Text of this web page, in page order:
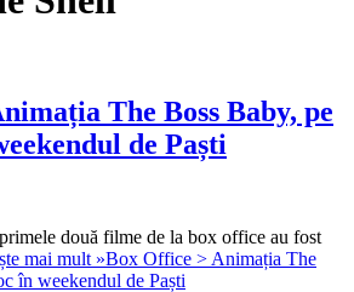
The Boss Baby, pe
de Paști
două filme de la box office au fost
mai mult »Box Office > Animația The
în weekendul de Paști